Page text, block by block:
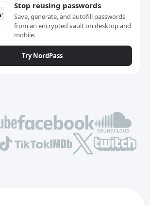
Stop reusing passwords
Save, generate, and autofill passwords
from an encrypted vault on desktop and
mobile.
Try NordPass